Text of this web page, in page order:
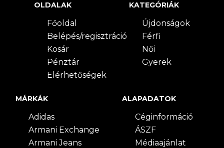
OLDALAK
Főoldal
Belépés/regisztráció
Kosár
Pénztár
Elérhetőségek
KATEGÓRIÁK
Újdonságok
Férfi
Női
Gyerek
MÁRKÁK
Adidas
Armani Exchange
Armani Jeans
ALAPADATOK
Céginformáció
ÁSZF
Médiaajánlat